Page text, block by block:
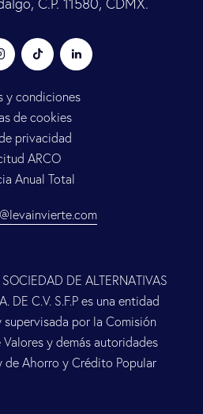
C.P. 11580, CDMX.
y condiciones
de cookies
privacidad
ARCO
Anual Total
DE ALTERNATIVAS
DE C.V. S.F.P es una entidad
por la Comisión
y demás autoridades
de Ahorro y Crédito Popular